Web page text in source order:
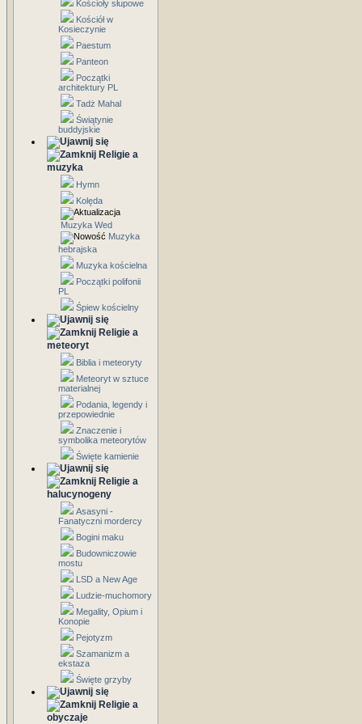
Kościoły słupowe
Kościół w
Kosieczynie
Paestum
Panteon
Początki
architektury PL
Tadż Mahal
Świątynie
buddyjskie
Religie a
muzyka
Hymn
Kolęda
Muzyka Wed
Muzyka
hebrajska
Muzyka kościelna
Początki polifonii
PL
Śpiew kościelny
Religie a
meteoryt
Biblia i meteoryty
Meteoryt w sztuce
materialnej
Podania, legendy i
przepowiednie
Znaczenie i
symbolika meteorytów
Święte kamienie
Religie a
halucynogeny
Asasyni -
Fanatyczni mordercy
Bogini maku
Budowniczowie
mostu
LSD a New Age
Ludzie-muchomory
Megality, Opium i
Konopie
Pejotyzm
Szamanizm a
ekstaza
Święte grzyby
Religie a
obyczaje